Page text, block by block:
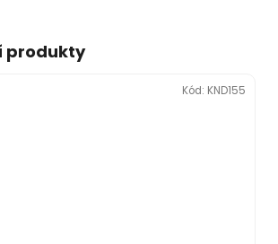
produkty
Kód: KND155